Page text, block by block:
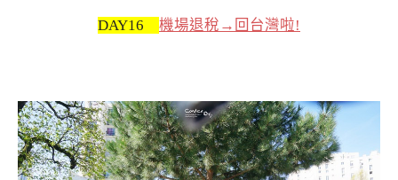
DAY16 機場退稅→回台灣啦!